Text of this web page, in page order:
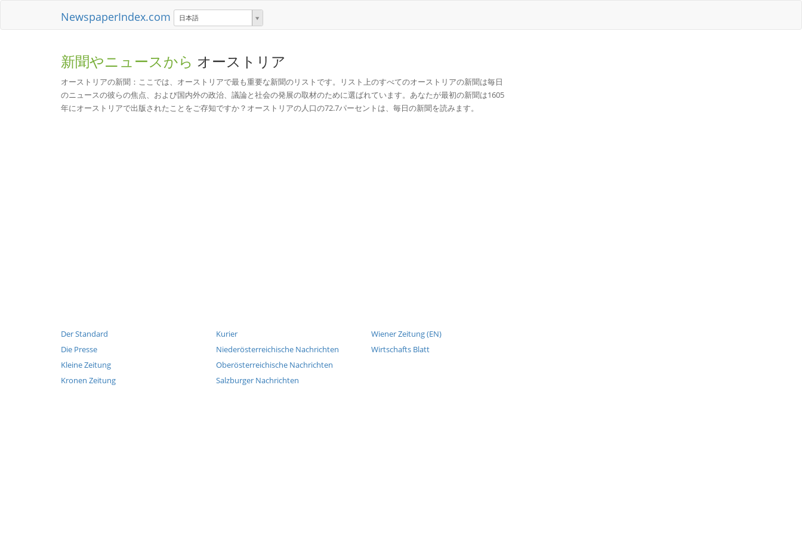
NewspaperIndex.com 日本語
新聞やニュースから オーストリア
オーストリアの新聞：ここでは、オーストリアで最も重要な新聞のリストです。リスト上のすべてのオーストリアの新聞は毎日
のニュースの彼らの焦点、および国内外の政治、議論と社会の発展の取材のために選ばれています。あなたが最初の新聞は1605
年にオーストリアで出版されたことをご存知ですか？オーストリアの人口の72.7パーセントは、毎日の新聞を読みます。
Der Standard
Die Presse
Kleine Zeitung
Kronen Zeitung
Kurier
Niederösterreichische Nachrichten
Oberösterreichische Nachrichten
Salzburger Nachrichten
Wiener Zeitung (EN)
Wirtschafts Blatt